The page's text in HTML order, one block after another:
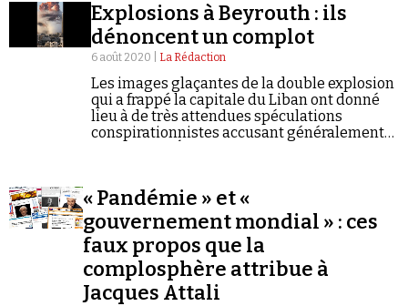
Se connecter
Explosions à Beyrouth : ils
dénoncent un complot
6 août 2020 | La Rédaction
Les images glaçantes de la double explosion
qui a frappé la capitale du Liban ont donné
lieu à de très attendues spéculations
conspirationnistes accusant généralement
« Pandémie » et «
gouvernement mondial » : ces
faux propos que la
complosphère attribue à
Jacques Attali